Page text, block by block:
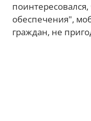
поинтересовался,
обеспечения",
граждан, не